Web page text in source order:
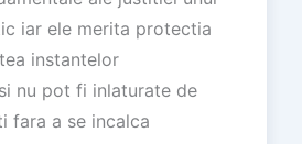
iar ele merita protectia
instantelor
nu pot fi inlaturate de
fara a se incalca